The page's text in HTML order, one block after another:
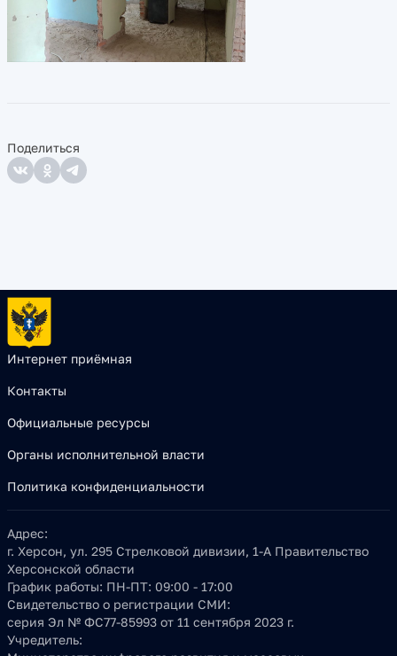
Поделиться
Интернет приёмная
Контакты
Официальные ресурсы
Органы исполнительной власти
Политика конфиденциальности
Адрес:
г. Херсон, ул. 295 Стрелковой дивизии, 1-А Правительство
Херсонской области
График работы: ПН-ПТ: 09:00 - 17:00
Свидетельство о регистрации СМИ:
серия Эл № ФС77-85993 от 11 сентября 2023 г.
Учредитель: